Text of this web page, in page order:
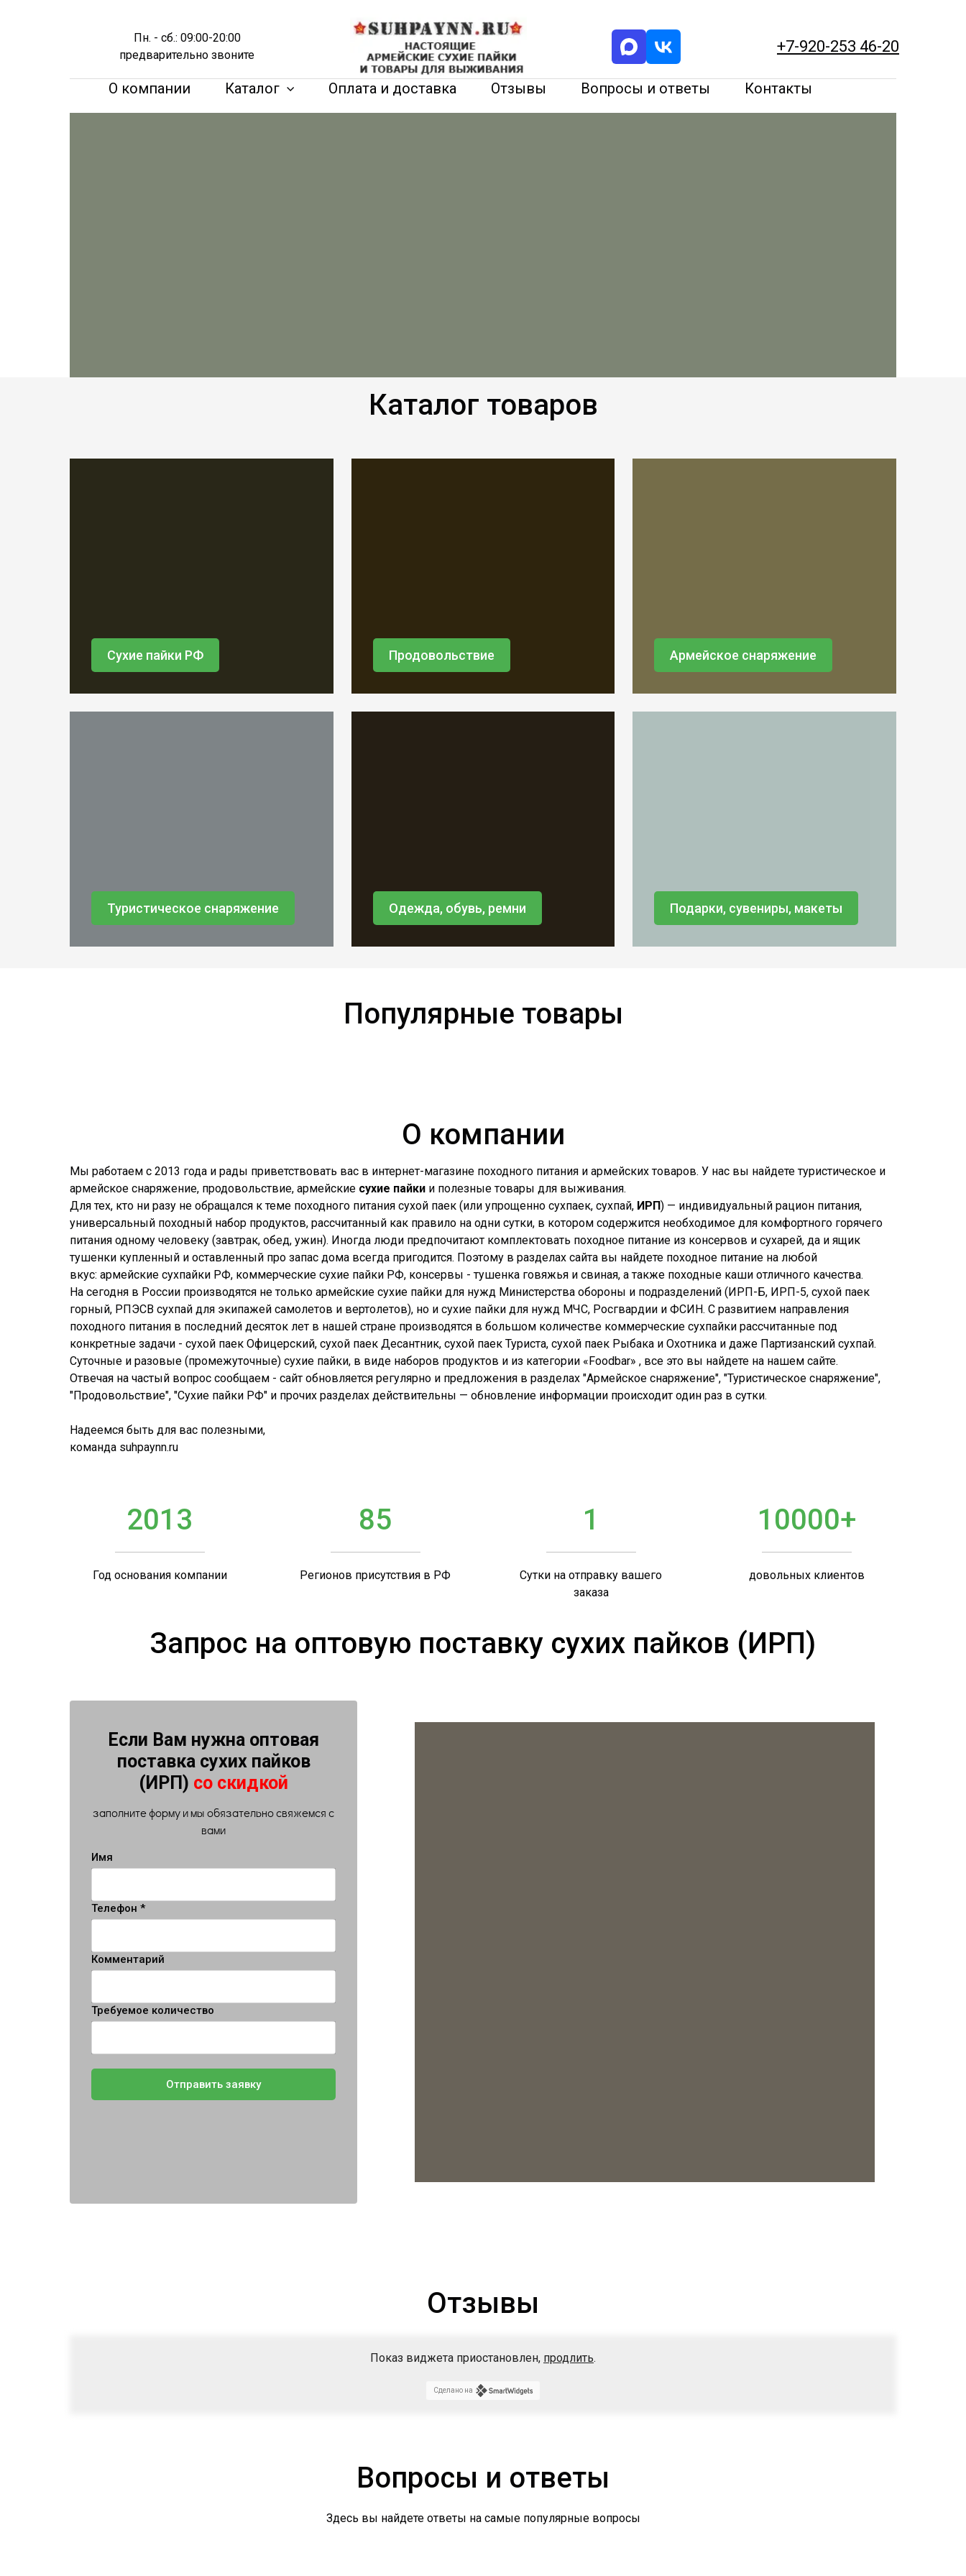
Пн. - сб.: 09:00-20:00
предварительно звоните
+7-920-253 46-20
О компании Каталог Оплата и доставка Отзывы Вопросы и ответы Контакты
Каталог товаров
Сухие пайки РФ Продовольствие Армейское снаряжение
Туристическое снаряжение Одежда, обувь, ремни Подарки, сувениры, макеты
Популярные товары
О компании
Мы работаем с 2013 года и рады приветствовать вас в интернет-магазине походного питания и армейских товаров. У нас вы найдете туристическое и
армейское снаряжение, продовольствие, армейские сухие пайки и полезные товары для выживания.
Для тех, кто ни разу не обращался к теме походного питания сухой паек (или упрощенно сухпаек, сухпай, ИРП) — индивидуальный рацион питания,
универсальный походный набор продуктов, рассчитанный как правило на одни сутки, в котором содержится необходимое для комфортного горячего
питания одному человеку (завтрак, обед, ужин). Иногда люди предпочитают комплектовать походное питание из консервов и сухарей, да и ящик
тушенки купленный и оставленный про запас дома всегда пригодится. Поэтому в разделах сайта вы найдете походное питание на любой
вкус: армейские сухпайки РФ, коммерческие сухие пайки РФ, консервы - тушенка говяжья и свиная, а также походные каши отличного качества.
На сегодня в России производятся не только армейские сухие пайки для нужд Министерства обороны и подразделений (ИРП-Б, ИРП-5, сухой паек
горный, РПЭСВ сухпай для экипажей самолетов и вертолетов), но и сухие пайки для нужд МЧС, Росгвардии и ФСИН. С развитием направления
походного питания в последний десяток лет в нашей стране производятся в большом количестве коммерческие сухпайки рассчитанные под
конкретные задачи - сухой паек Офицерский, сухой паек Десантник, сухой паек Туриста, сухой паек Рыбака и Охотника и даже Партизанский сухпай.
Суточные и разовые (промежуточные) сухие пайки, в виде наборов продуктов и из категории «Foodbar» , все это вы найдете на нашем сайте.
Отвечая на частый вопрос сообщаем - сайт обновляется регулярно и предложения в разделах "Армейское снаряжение", "Туристическое снаряжение",
"Продовольствие", "Сухие пайки РФ" и прочих разделах действительны — обновление информации происходит один раз в сутки.
Надеемся быть для вас полезными,
команда suhpaynn.ru
2013
Год основания компании
85
Регионов присутствия в РФ
1
Сутки на отправку вашего
заказа
10000+
довольных клиентов
Запрос на оптовую поставку сухих пайков (ИРП)
Если Вам нужна оптовая
поставка сухих пайков
(ИРП) со скидкой
заполните форму и мы обязательно свяжемся с
вами
Имя
Телефон *
Комментарий
Требуемое количество
Отправить заявку
Отзывы
Показ виджета приостановлен, продлить.
Сделано на
Вопросы и ответы
Здесь вы найдете ответы на самые популярные вопросы